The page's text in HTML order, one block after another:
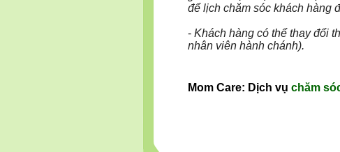
để lịch chăm sóc khách hàng
- Khách hàng có thể thay đổi
nhân viên hành chánh).
Mom Care: Dịch vụ chăm